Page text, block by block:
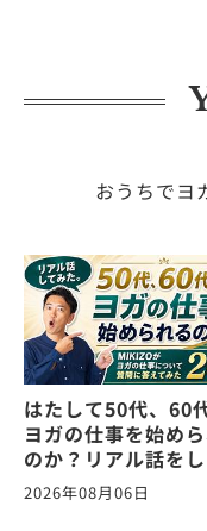
おうちでヨ
はたして50代、60
ヨガの仕事を始め
のか？リアル話を
た。ヨガの仕事に関
質問に答えます！
2026年08月06日